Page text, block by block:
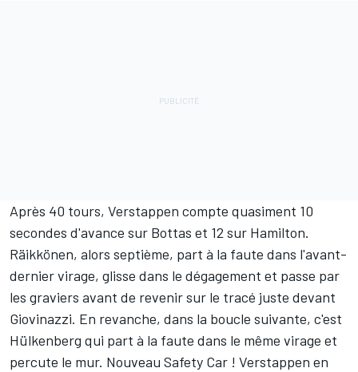
Après 40 tours, Verstappen compte quasiment 10
secondes d'avance sur Bottas et 12 sur Hamilton.
Räikkönen, alors septième, part à la faute dans l'avant-
dernier virage, glisse dans le dégagement et passe par
les graviers avant de revenir sur le tracé juste devant
Giovinazzi. En revanche, dans la boucle suivante, c'est
Hülkenberg qui part à la faute dans le même virage et
percute le mur. Nouveau Safety Car ! Verstappen en